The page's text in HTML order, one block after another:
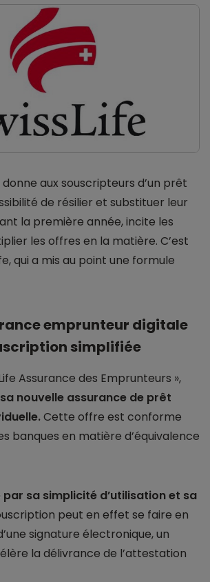
donne aux souscripteurs d’un prêt
de résilier et substituer leur
la première année, incite les
les offres en la matière. C’est
qui a mis au point une formule
emprunteur digitale
simplifiée
Assurance des Emprunteurs »,
nouvelle assurance de prêt
Cette offre est conforme
banques en matière d’équivalence
par sa simplicité d’utilisation et sa
peut en effet se faire en
signature électronique, un
la délivrance de l’attestation